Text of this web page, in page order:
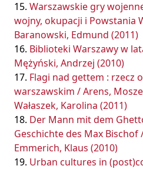
Warszawskie gry
wojny, okupacji i Powstania
Baranowski, Edmund (2011)
Biblioteki Warszawy w
Mężyński, Andrzej (2010)
Flagi nad gettem : rzecz
warszawskim / Arens,
Wałaszek, Karolina (2011)
Der Mann mit dem
Geschichte des Max
Emmerich, Klaus (2010)
Urban cultures in